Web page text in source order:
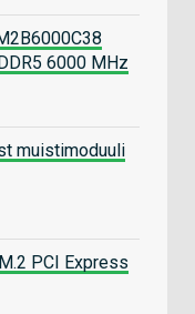
6000 MHz
muistimoduuli
PCI Express